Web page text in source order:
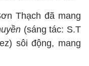
Thạch đã mang
(sáng tác: S.T
sôi động, mang